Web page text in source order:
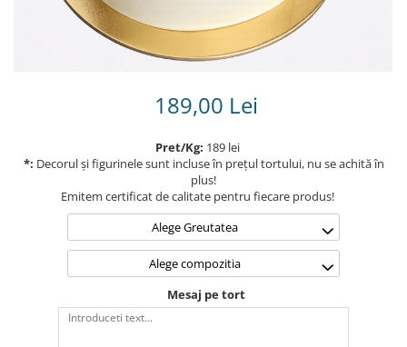
189,00 Lei
Pret/Kg: 189 lei
*: Decorul și figurinele sunt incluse în prețul tortului, nu se achită în
plus!
Emitem certificat de calitate pentru fiecare produs!
Alege Greutatea
Alege compozitia
Mesaj pe tort